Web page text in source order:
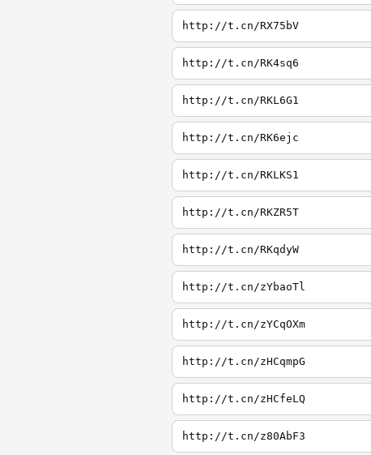
http://t.cn/RX75bV
http://t.cn/RK4sq6
http://t.cn/RKL6G1
http://t.cn/RK6ejc
http://t.cn/RKLKS1
http://t.cn/RKZR5T
http://t.cn/RKqdyW
http://t.cn/zYbaoTl
http://t.cn/zYCqOXm
http://t.cn/zHCqmpG
http://t.cn/zHCfeLQ
http://t.cn/z80AbF3